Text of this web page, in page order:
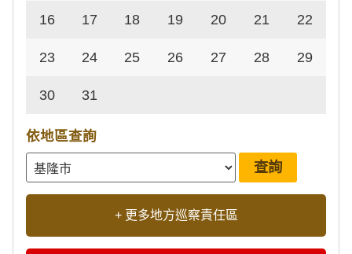
16 17 18 19 20 21 22
23 24 25 26 27 28 29
30 31
依地區查詢
+ 更多地方巡察責任區